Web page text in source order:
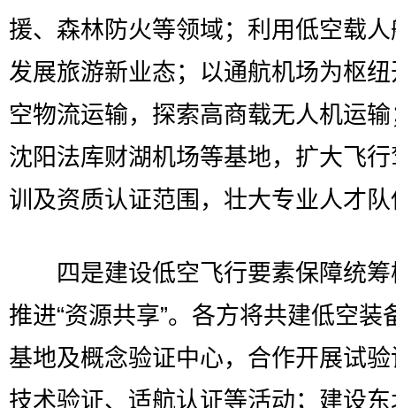
援、森林防火等领域；利用低空载
发展旅游新业态；以通航机场为枢
空物流运输，探索高商载无人机运
沈阳法库财湖机场等基地，扩大飞
训及资质认证范围，壮大专业人才
四是建设低空飞行要素保障统筹
推进“资源共享”。各方将共建低空装
基地及概念验证中心，合作开展试
技术验证、适航认证等活动；建设